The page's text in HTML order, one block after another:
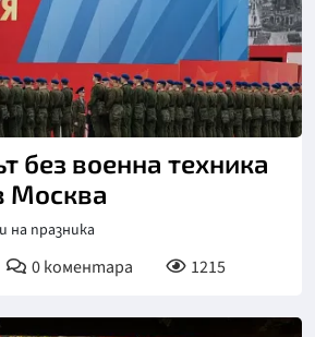
без военна техника
Москва
на празника
0коментара 1215